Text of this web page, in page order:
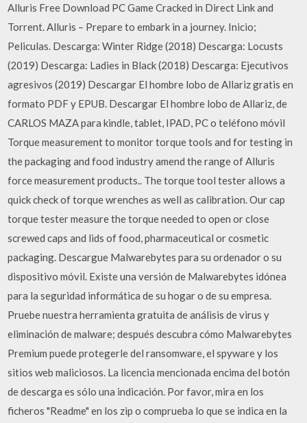
Alluris Free Download PC Game Cracked in Direct Link and
Torrent. Alluris – Prepare to embark in a journey. Inicio;
Peliculas. Descarga: Winter Ridge (2018) Descarga: Locusts
(2019) Descarga: Ladies in Black (2018) Descarga: Ejecutivos
agresivos (2019) Descargar El hombre lobo de Allariz gratis en
formato PDF y EPUB. Descargar El hombre lobo de Allariz, de
CARLOS MAZA para kindle, tablet, IPAD, PC o teléfono móvil
Torque measurement to monitor torque tools and for testing in
the packaging and food industry amend the range of Alluris
force measurement products.. The torque tool tester allows a
quick check of torque wrenches as well as calibration. Our cap
torque tester measure the torque needed to open or close
screwed caps and lids of food, pharmaceutical or cosmetic
packaging. Descargue Malwarebytes para su ordenador o su
dispositivo móvil. Existe una versión de Malwarebytes idónea
para la seguridad informática de su hogar o de su empresa.
Pruebe nuestra herramienta gratuita de análisis de virus y
eliminación de malware; después descubra cómo Malwarebytes
Premium puede protegerle del ransomware, el spyware y los
sitios web maliciosos. La licencia mencionada encima del botón
de descarga es sólo una indicación. Por favor, mira en los
ficheros "Readme" en los zip o comprueba lo que se indica en la